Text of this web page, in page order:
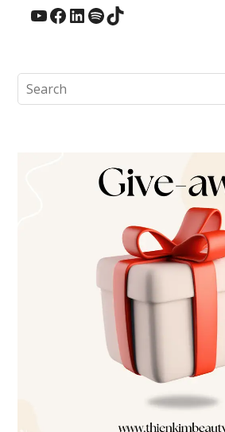
YouTube
Facebook
LinkedIn
Spotify
TikTok